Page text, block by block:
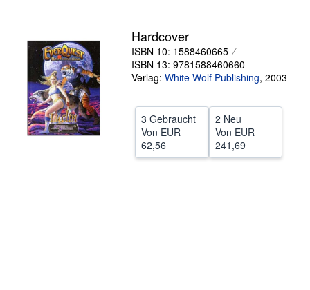
Verkäufer werden
Hilfe
Hardcover
ISBN 10: 1588460665
ISBN 13: 9781588460660
Verlag: White Wolf Publishing, 2003
3 Gebraucht
Von EUR
62,56
2 Neu
Von EUR
241,69